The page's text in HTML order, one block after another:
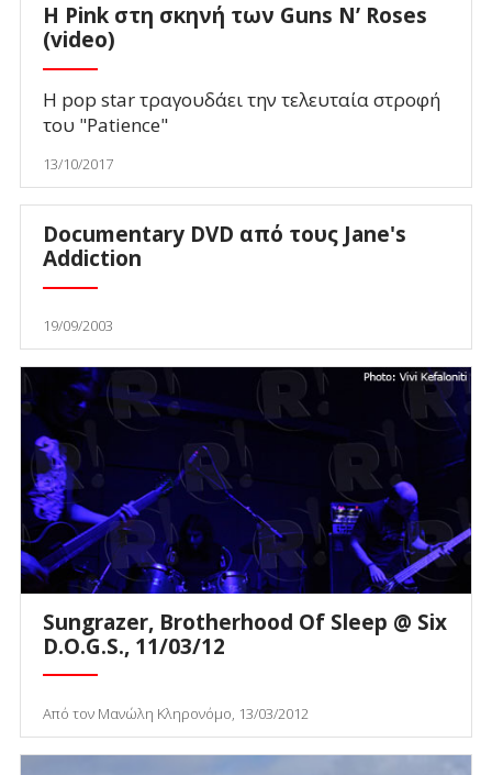
H Pink στη σκηνή των Guns N’ Roses
(video)
H pop star τραγουδάει την τελευταία στροφή
του "Patience"
13/10/2017
Documentary DVD από τους Jane's
Addiction
19/09/2003
Sungrazer, Brotherhood Of Sleep @ Six
D.O.G.S., 11/03/12
Από τον Μανώλη Κληρονόμο, 13/03/2012